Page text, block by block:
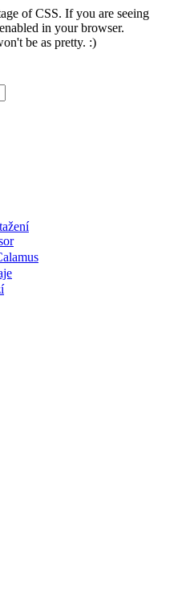
of CSS. If you are seeing
in your browser.
be as pretty. :)